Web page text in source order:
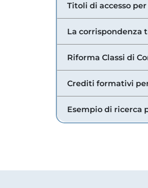
Titoli di accesso
La corrispondenza
Riforma Classi di
Crediti formativi
Esempio di ricerca